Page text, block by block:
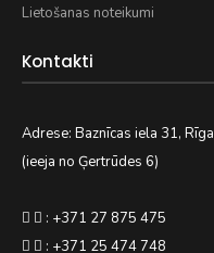
Lietošanas noteikumi
Kontakti
Adrese: Baznīcas iela 31, Rīga
(ieeja no Ģertrūdes 6)
: +371 27 875 475
: +371 25 474 748